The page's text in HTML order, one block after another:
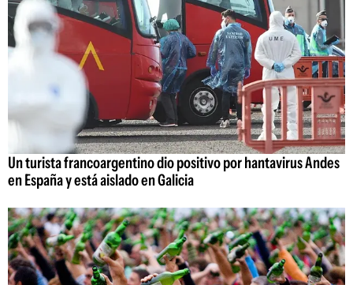
Un turista francoargentino dio positivo por hantavirus Andes
en España y está aislado en Galicia